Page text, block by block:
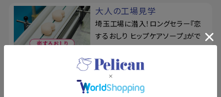
大人の工場見学
埼玉工場に潜入！ロングセラー『恋
するおしり ヒップケアソープ』がで
きるまでをレポート
ドットウォッシー
リニューアル！泥せっけんで毛穴の